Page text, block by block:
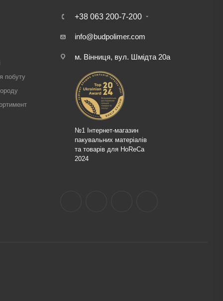
побуту
+38 063 200-7-200
info@budpolimer.com
м. Вінниця, вул. Шмідта 20а
№1 Інтернет-магазин
пакувальних матеріалів
та товарів для HoReCa
2024